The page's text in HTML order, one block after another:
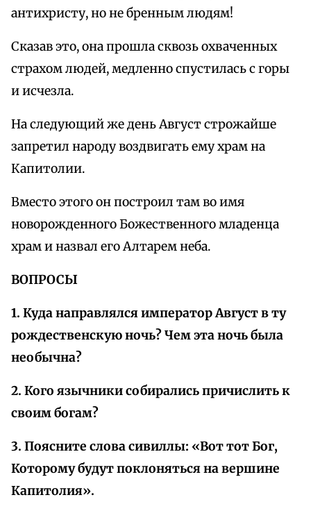
антихристу, но не бренным людям!
Сказав это, она прошла сквозь охваченных
страхом людей, медленно спустилась с горы
и исчезла.
На следующий же день Август строжайше
запретил народу воздвигать ему храм на
Капитолии.
Вместо этого он построил там во имя
новорожденного Божественного младенца
храм и назвал его Алтарем неба.
ВОПРОСЫ
1. Куда направлялся император Август в ту
рождественскую ночь? Чем эта ночь была
необычна?
2. Кого язычники собирались причислить к
своим богам?
3. Поясните слова сивиллы: «Вот тот Бог,
Которому будут поклоняться на вершине
Капитолия».